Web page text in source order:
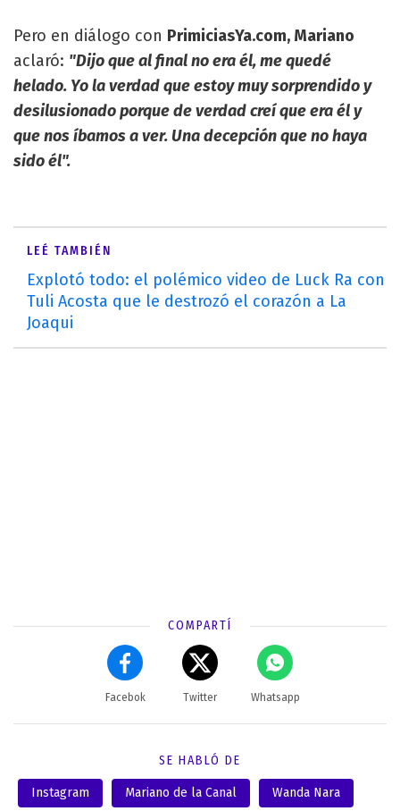
Pero en diálogo con PrimiciasYa.com, Mariano
aclaró: "Dijo que al final no era él, me quedé
helado. Yo la verdad que estoy muy sorprendido y
desilusionado porque de verdad creí que era él y
que nos íbamos a ver. Una decepción que no haya
sido él".
LEÉ TAMBIÉN
Explotó todo: el polémico video de Luck Ra con
Tuli Acosta que le destrozó el corazón a La
Joaqui
COMPARTÍ
Facebok Twitter Whatsapp
SE HABLÓ DE
Instagram Mariano de la Canal Wanda Nara